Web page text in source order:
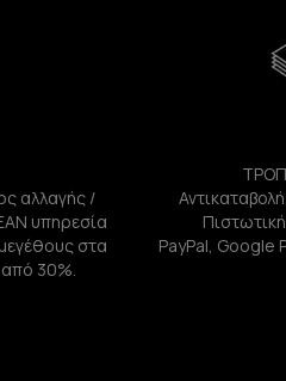
αλλαγής /
υπηρεσία
στα
30%.
PayPal, Google